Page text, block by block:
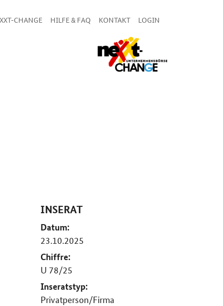
CHANGE HILFE & FAQ KONTAKT LOGIN
INSERAT
Datum:
23.10.2025
Chiffre:
U 78/25
Inseratstyp:
Privatperson/Firma